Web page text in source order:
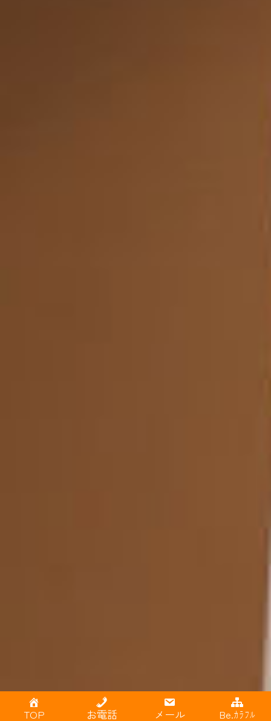
就職までの流れ
TOP お電話 メール Be.ｶﾗﾌﾙ